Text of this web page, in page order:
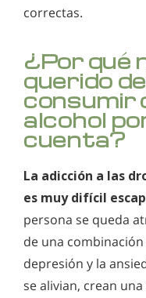
correctas.
¿Por qué
querido
consumir
alcohol
cuenta?
La adicción a las
es muy difícil
persona se queda
de una
depresión y la
se alivian, crean